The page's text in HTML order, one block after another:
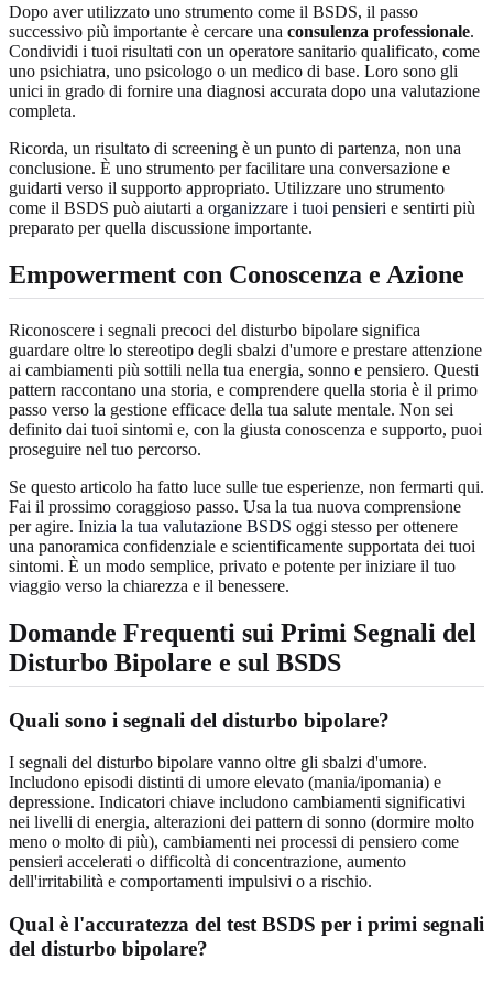
Dopo aver utilizzato uno strumento come il BSDS, il passo
successivo più importante è cercare una consulenza professionale.
Condividi i tuoi risultati con un operatore sanitario qualificato, come
uno psichiatra, uno psicologo o un medico di base. Loro sono gli
unici in grado di fornire una diagnosi accurata dopo una valutazione
completa.
Ricorda, un risultato di screening è un punto di partenza, non una
conclusione. È uno strumento per facilitare una conversazione e
guidarti verso il supporto appropriato. Utilizzare uno strumento
come il BSDS può aiutarti a organizzare i tuoi pensieri e sentirti più
preparato per quella discussione importante.
Empowerment con Conoscenza e Azione
Riconoscere i segnali precoci del disturbo bipolare significa
guardare oltre lo stereotipo degli sbalzi d'umore e prestare attenzione
ai cambiamenti più sottili nella tua energia, sonno e pensiero. Questi
pattern raccontano una storia, e comprendere quella storia è il primo
passo verso la gestione efficace della tua salute mentale. Non sei
definito dai tuoi sintomi e, con la giusta conoscenza e supporto, puoi
proseguire nel tuo percorso.
Se questo articolo ha fatto luce sulle tue esperienze, non fermarti qui.
Fai il prossimo coraggioso passo. Usa la tua nuova comprensione
per agire. Inizia la tua valutazione BSDS oggi stesso per ottenere
una panoramica confidenziale e scientificamente supportata dei tuoi
sintomi. È un modo semplice, privato e potente per iniziare il tuo
viaggio verso la chiarezza e il benessere.
Domande Frequenti sui Primi Segnali del
Disturbo Bipolare e sul BSDS
Quali sono i segnali del disturbo bipolare?
I segnali del disturbo bipolare vanno oltre gli sbalzi d'umore.
Includono episodi distinti di umore elevato (mania/ipomania) e
depressione. Indicatori chiave includono cambiamenti significativi
nei livelli di energia, alterazioni dei pattern di sonno (dormire molto
meno o molto di più), cambiamenti nei processi di pensiero come
pensieri accelerati o difficoltà di concentrazione, aumento
dell'irritabilità e comportamenti impulsivi o a rischio.
Qual è l'accuratezza del test BSDS per i primi segnali
del disturbo bipolare?